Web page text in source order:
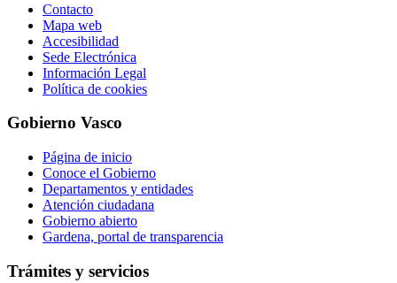
Contacto
Mapa web
Accesibilidad
Sede Electrónica
Información Legal
Política de cookies
Gobierno Vasco
Página de inicio
Conoce el Gobierno
Departamentos y entidades
Atención ciudadana
Gobierno abierto
Gardena, portal de transparencia
Trámites y servicios